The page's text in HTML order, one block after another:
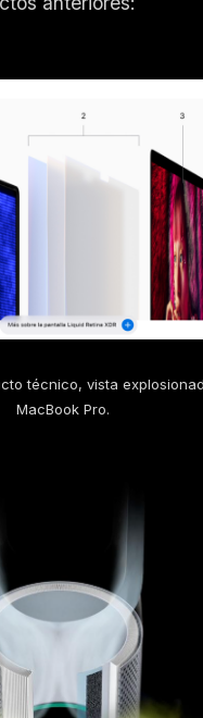
técnico, vista
MacBook Pro.